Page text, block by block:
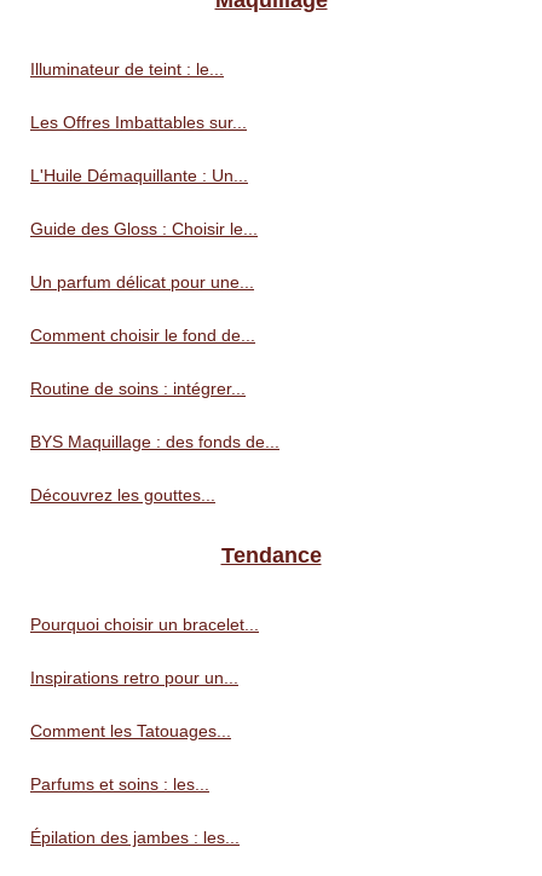
Illuminateur de teint : le...
Les Offres Imbattables sur...
L'Huile Démaquillante : Un...
Guide des Gloss : Choisir le...
Un parfum délicat pour une...
Comment choisir le fond de...
Routine de soins : intégrer...
BYS Maquillage : des fonds de...
Découvrez les gouttes...
Tendance
Pourquoi choisir un bracelet...
Inspirations retro pour un...
Comment les Tatouages...
Parfums et soins : les...
Épilation des jambes : les...